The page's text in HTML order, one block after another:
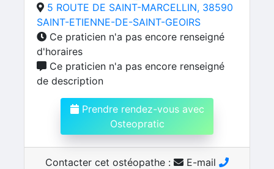
5 ROUTE DE SAINT-MARCELLIN, 38590
SAINT-ETIENNE-DE-SAINT-GEOIRS
Ce praticien n'a pas encore renseigné
d'horaires
Ce praticien n'a pas encore renseigné
de description
Prendre rendez-vous avec
Osteopratic
Contacter cet ostéopathe :
E-mail